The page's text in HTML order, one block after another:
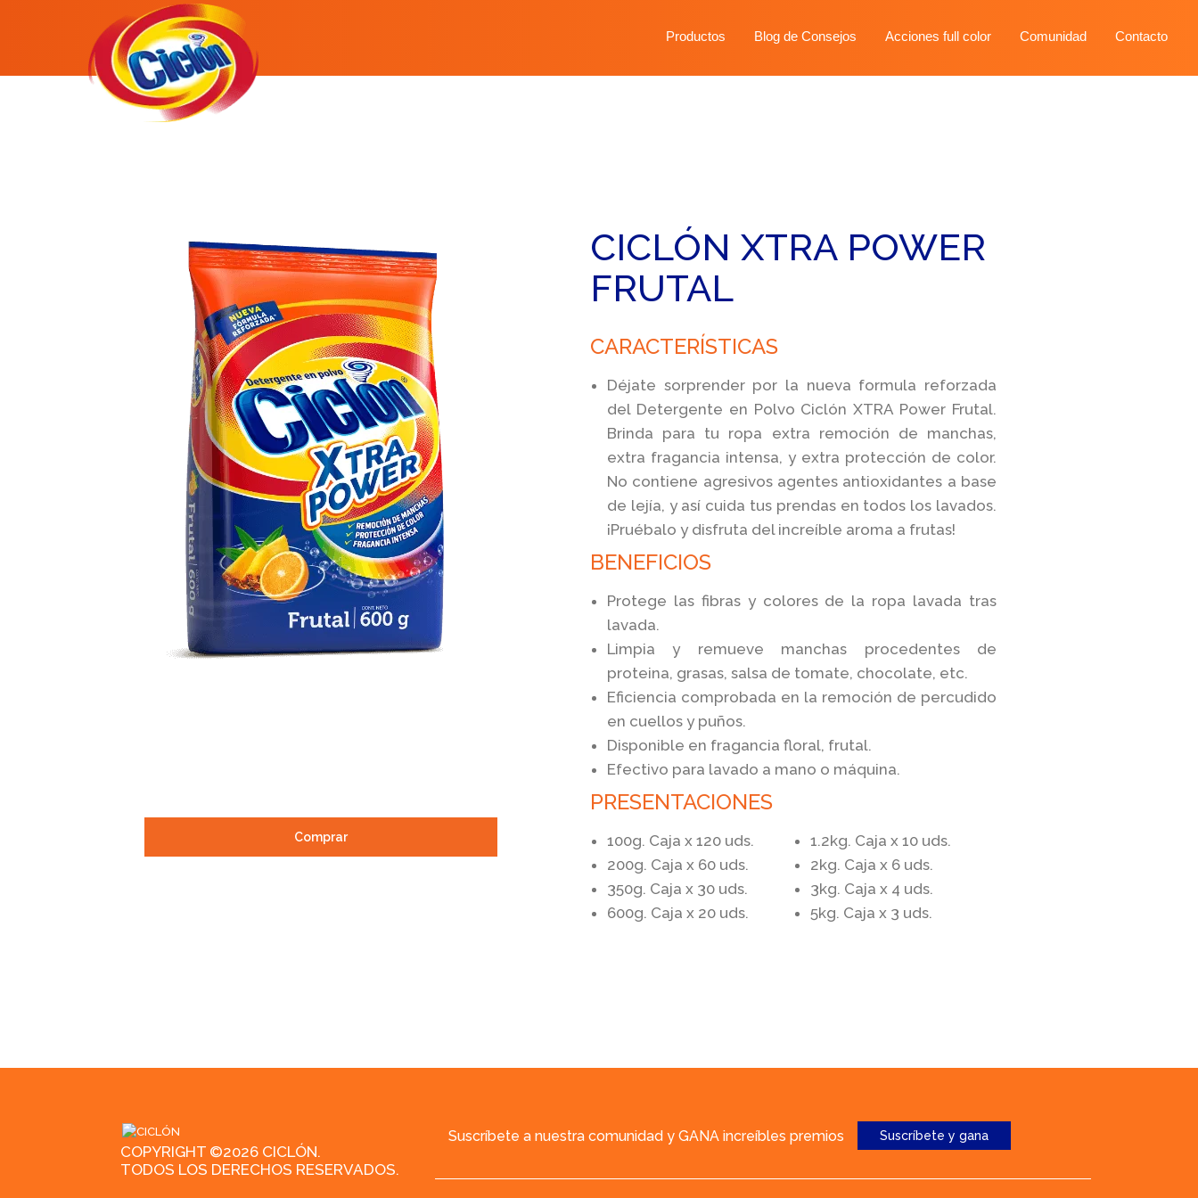
Productos Blog de Consejos Acciones full color Comunidad Contacto
CICLÓN XTRA POWER
FRUTAL
CARACTERÍSTICAS
Déjate sorprender por la nueva formula reforzada
del Detergente en Polvo Ciclón XTRA Power Frutal.
Brinda para tu ropa extra remoción de manchas,
extra fragancia intensa, y extra protección de color.
No contiene agresivos agentes antioxidantes a base
de lejía, y así cuida tus prendas en todos los lavados.
¡Pruébalo y disfruta del increíble aroma a frutas!
BENEFICIOS
Protege las fibras y colores de la ropa lavada tras
lavada.
Limpia y remueve manchas procedentes de
proteina, grasas, salsa de tomate, chocolate, etc.
Eficiencia comprobada en la remoción de percudido
en cuellos y puños.
Disponible en fragancia floral, frutal.
Efectivo para lavado a mano o máquina.
PRESENTACIONES
100g. Caja x 120 uds.
200g. Caja x 60 uds.
350g. Caja x 30 uds.
600g. Caja x 20 uds.
1.2kg. Caja x 10 uds.
2kg. Caja x 6 uds.
3kg. Caja x 4 uds.
5kg. Caja x 3 uds.
Comprar
COPYRIGHT ©2026 CICLÓN.
TODOS LOS DERECHOS RESERVADOS.
Suscríbete a nuestra comunidad y GANA increíbles premios Suscríbete y gana